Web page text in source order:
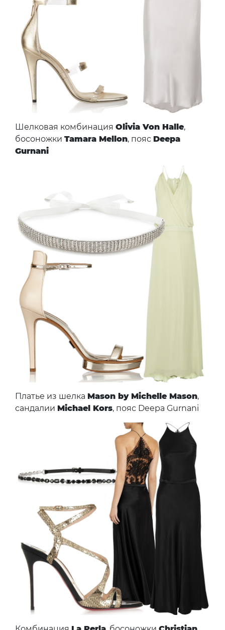
Шелковая комбинация Olivia Von Halle,
босоножки Tamara Mellon, пояс Deepa
Gurnani
Платье из шелка Mason by Michelle Mason,
сандалии Michael Kors, пояс Deepa Gurnani